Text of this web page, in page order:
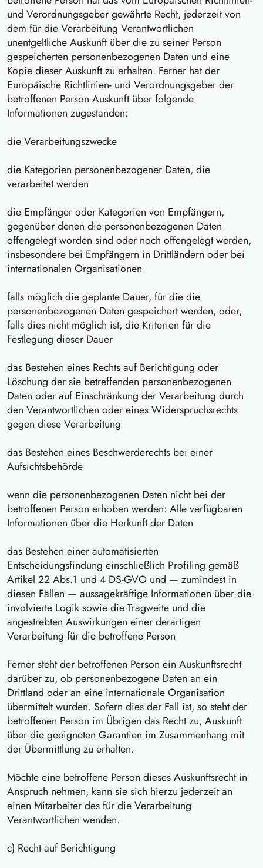
und Verordnungsgeber gewährte Recht, jederzeit von
dem für die Verarbeitung Verantwortlichen
unentgeltliche Auskunft über die zu seiner Person
gespeicherten personenbezogenen Daten und eine
Kopie dieser Auskunft zu erhalten. Ferner hat der
Europäische Richtlinien- und Verordnungsgeber der
betroffenen Person Auskunft über folgende
Informationen zugestanden:
die Verarbeitungszwecke
die Kategorien personenbezogener Daten, die
verarbeitet werden
die Empfänger oder Kategorien von Empfängern,
gegenüber denen die personenbezogenen Daten
offengelegt worden sind oder noch offengelegt werden,
insbesondere bei Empfängern in Drittländern oder bei
internationalen Organisationen
falls möglich die geplante Dauer, für die die
personenbezogenen Daten gespeichert werden, oder,
falls dies nicht möglich ist, die Kriterien für die
Festlegung dieser Dauer
das Bestehen eines Rechts auf Berichtigung oder
Löschung der sie betreffenden personenbezogenen
Daten oder auf Einschränkung der Verarbeitung durch
den Verantwortlichen oder eines Widerspruchsrechts
gegen diese Verarbeitung
das Bestehen eines Beschwerderechts bei einer
Aufsichtsbehörde
wenn die personenbezogenen Daten nicht bei der
betroffenen Person erhoben werden: Alle verfügbaren
Informationen über die Herkunft der Daten
das Bestehen einer automatisierten
Entscheidungsfindung einschließlich Profiling gemäß
Artikel 22 Abs.1 und 4 DS-GVO und — zumindest in
diesen Fällen — aussagekräftige Informationen über die
involvierte Logik sowie die Tragweite und die
angestrebten Auswirkungen einer derartigen
Verarbeitung für die betroffene Person
Ferner steht der betroffenen Person ein Auskunftsrecht
darüber zu, ob personenbezogene Daten an ein
Drittland oder an eine internationale Organisation
übermittelt wurden. Sofern dies der Fall ist, so steht der
betroffenen Person im Übrigen das Recht zu, Auskunft
über die geeigneten Garantien im Zusammenhang mit
der Übermittlung zu erhalten.
Möchte eine betroffene Person dieses Auskunftsrecht in
Anspruch nehmen, kann sie sich hierzu jederzeit an
einen Mitarbeiter des für die Verarbeitung
Verantwortlichen wenden.
c) Recht auf Berichtigung